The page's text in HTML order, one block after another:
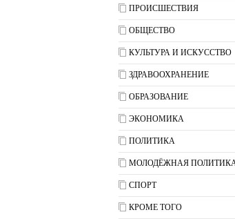
ПРОИСШЕСТВИЯ
ОБЩЕСТВО
КУЛЬТУРА И ИСКУССТВО
ЗДРАВООХРАНЕНИЕ
ОБРАЗОВАНИЕ
ЭКОНОМИКА
ПОЛИТИКА
МОЛОДЁЖНАЯ
СПОРТ
КРОМЕ ТОГО